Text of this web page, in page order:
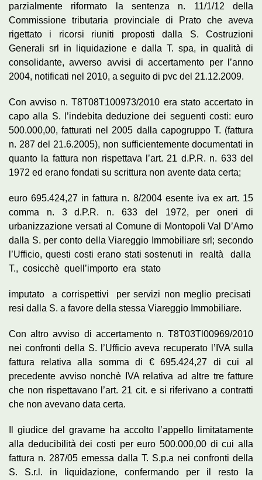
parzialmente riformato la sentenza n. 11/1/12 della
Commissione tributaria provinciale di Prato che aveva
rigettato i ricorsi riuniti proposti dalla S. Costruzioni
Generali srl in liquidazione e dalla T. spa, in qualità di
consolidante, avverso avvisi di accertamento per l’anno
2004, notificati nel 2010, a seguito di pvc del 21.12.2009.
Con avviso n. T8T08T100973/2010 era stato accertato in
capo alla S. l’indebita deduzione dei seguenti costi: euro
500.000,00, fatturati nel 2005 dalla capogruppo T. (fattura
n. 287 del 21.6.2005), non sufficientemente documentati in
quanto la fattura non rispettava l’art. 21 d.P.R. n. 633 del
1972 ed erano fondati su scrittura non avente data certa;
euro 695.424,27 in fattura n. 8/2004 esente iva ex art. 15
comma n. 3 d.P.R. n. 633 del 1972, per oneri di
urbanizzazione versati al Comune di Montopoli Val D’Arno
dalla S. per conto della Viareggio Immobiliare srl; secondo
l’Ufficio, questi costi erano stati sostenuti in realtà dalla
T., cosicchè quell’importo era stato
imputato a corrispettivi per servizi non meglio precisati
resi dalla S. a favore della stessa Viareggio Immobiliare.
Con altro avviso di accertamento n. T8T03Tl00969/2010
nei confronti della S. l’Ufficio aveva recuperato l’IVA sulla
fattura relativa alla somma di € 695.424,27 di cui al
precedente avviso nonchè IVA relativa ad altre tre fatture
che non rispettavano l’art. 21 cit. e si riferivano a contratti
che non avevano data certa.
Il giudice del gravame ha accolto l’appello limitatamente
alla deducibilità dei costi per euro 500.000,00 di cui alla
fattura n. 287/05 emessa dalla T. S.p.a nei confronti della
S. S.r.l. in liquidazione, confermando per il resto la